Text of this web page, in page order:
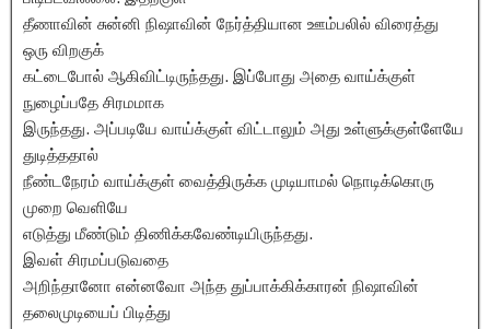
தீணாவின் சுன்னி நிஷாவின் நேர்த்தியான ஊம்பலில் விரைத்து
ஒரு விறகுக்
கட்டைபோல் ஆகிவிட்டிருந்தது. இப்போது அதை வாய்க்குள்
நுழைப்பதே சிரமமாக
இருந்தது. அப்படியே வாய்க்குள் விட்டாலும் அது உள்ளுக்குள்ளேயே
துடித்ததால்
நீண்டநேரம் வாய்க்குள் வைத்திருக்க முடியாமல் நொடிக்கொரு
முறை வெளியே
எடுத்து மீண்டும் திணிக்கவேண்டியிருந்தது.
இவள் சிரமப்படுவதை
அறிந்தானோ என்னவோ அந்த துப்பாக்கிக்காரன் நிஷாவின்
தலைமுடியைப் பிடித்து